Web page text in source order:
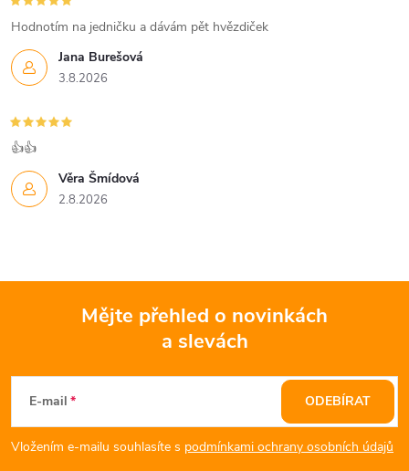
v
k
y
v
ý
p
s
Jana Burešová
3.8.2026
Hodnotím na jedničku a dávám pět hvězdiček
Věra Šmídová
2.8.2026
👍👍
p
Mějte přehled o novinkách
a slevách
E-mail
Vložením e-mailu souhlasíte s podmínkami ochrany osobních údajů
ODEBÍRAT